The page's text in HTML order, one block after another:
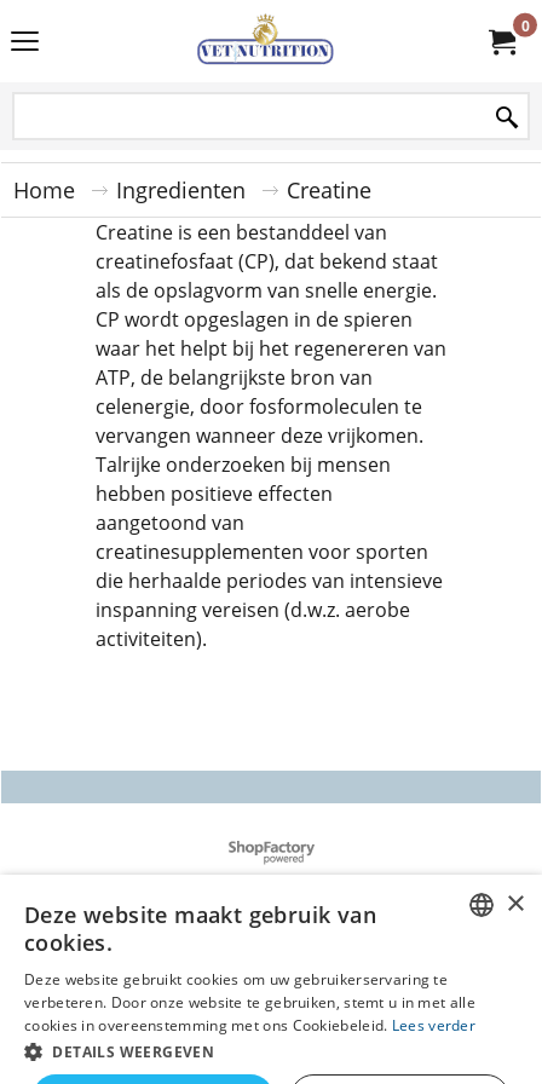
0
Home Ingredienten Creatine
Creatine is een bestanddeel van
creatinefosfaat (CP), dat bekend staat
als de opslagvorm van snelle energie.
CP wordt opgeslagen in de spieren
waar het helpt bij het regenereren van
ATP, de belangrijkste bron van
celenergie, door fosformoleculen te
vervangen wanneer deze vrijkomen.
Talrijke onderzoeken bij mensen
hebben positieve effecten
aangetoond van
creatinesupplementen voor sporten
die herhaalde periodes van intensieve
inspanning vereisen (d.w.z. aerobe
activiteiten).
Webwinkel gemaakt met
ShopFactory webwinkel
software.
GERMAN
Deze website maakt gebruik van
cookies.
Deze website gebruikt cookies om uw gebruikerservaring te
verbeteren. Door onze website te gebruiken, stemt u in met alle
cookies in overeenstemming met ons Cookiebeleid. Lees verder
DETAILS WEERGEVEN